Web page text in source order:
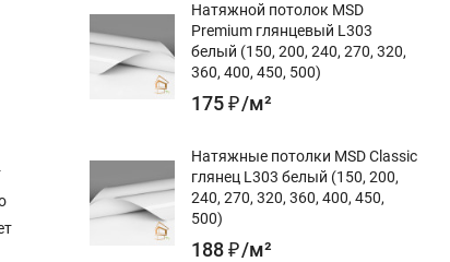
Натяжной потолок MSD
Premium глянцевый L303
белый (150, 200, 240, 270, 320,
360, 400, 450, 500)
175₽/м²
Натяжные потолки MSD Classic
глянец L303 белый (150, 200,
240, 270, 320, 360, 400, 450,
500)
188₽/м²